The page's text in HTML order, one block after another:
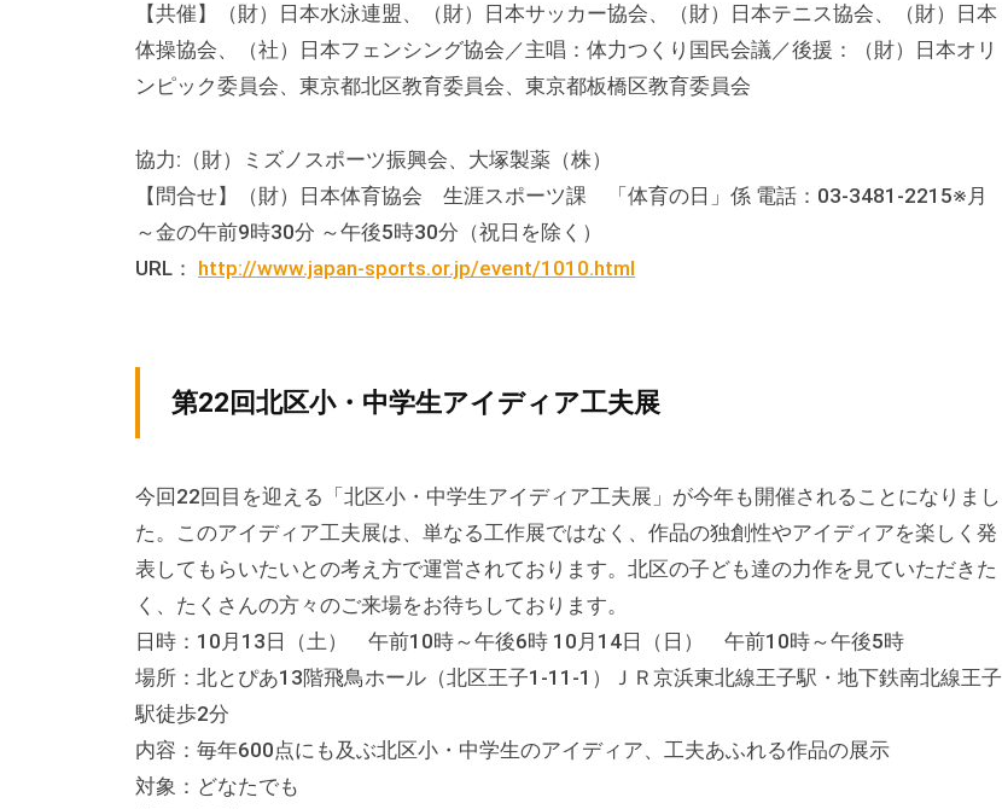
活
動
に
す
る
総
合
情
交
の
場
で
す
。
様
々
な
催
【共催】（財）日本水泳連盟、（財）日本サッカー協会、（財）日本テニス協会、（財）日本
体操協会、（社）日本フェンシング協会／主唱：体力つくり国民会議／後援：（財）日本オリ
ンピック委員会、東京都北区教育委員会、東京都板橋区教育委員会
協力:（財）ミズノスポーツ振興会、大塚製薬（株）
【問合せ】（財）日本体育協会 生涯スポーツ課 「体育の日」係 電話：03-3481-2215※月
～金の午前9時30分 ～午後5時30分（祝日を除く）
URL： http://www.japan-sports.or.jp/event/1010.html
第22回北区小・中学生アイディア工夫展
今回22回目を迎える「北区小・中学生アイディア工夫展」が今年も開催されることになりまし
た。このアイディア工夫展は、単なる工作展ではなく、作品の独創性やアイディアを楽しく発
表してもらいたいとの考え方で運営されております。北区の子ども達の力作を見ていただきた
く、たくさんの方々のご来場をお待ちしております。
日時：10月13日（土） 午前10時～午後6時 10月14日（日） 午前10時～午後5時
場所：北とぴあ13階飛鳥ホール（北区王子1-11-1）ＪＲ京浜東北線王子駅・地下鉄南北線王子
駅徒歩2分
内容：毎年600点にも及ぶ北区小・中学生のアイディア、工夫あふれる作品の展示
対象：どなたでも